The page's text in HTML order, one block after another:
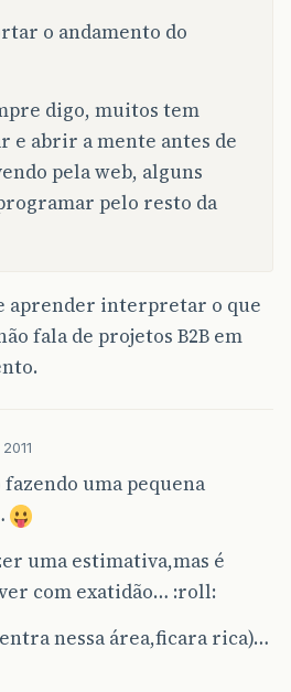
o andamento do
digo, muitos tem
e abrir a mente antes de
pela web, alguns
pelo resto da
aprender interpretar o que
fala de projetos B2B em
uma pequena
uma estimativa,mas é
com exatidão… :roll:
entra nessa área,ficara rica)…